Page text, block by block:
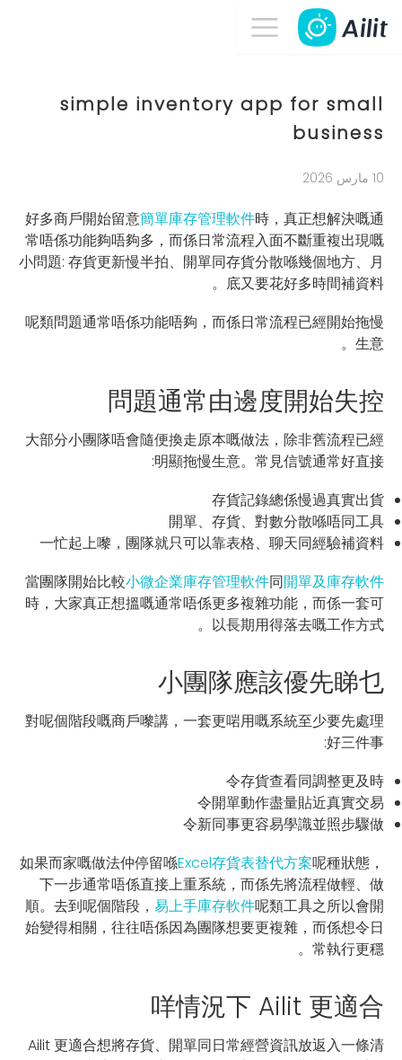
simple inventory app for small
business
10 مارس 2026
好多商戶開始留意簡單庫存管理軟件時，真正想解決嘅通
常唔係功能夠唔夠多，而係日常流程入面不斷重複出現嘅
小問題: 存貨更新慢半拍、開單同存貨分散喺幾個地方、月
底又要花好多時間補資料。
呢類問題通常唔係功能唔夠，而係日常流程已經開始拖慢
生意。
問題通常由邊度開始失控
大部分小團隊唔會隨便換走原本嘅做法，除非舊流程已經
明顯拖慢生意。常見信號通常好直接:
存貨記錄總係慢過真實出貨
開單、存貨、對數分散喺唔同工具
一忙起上嚟，團隊就只可以靠表格、聊天同經驗補資料
當團隊開始比較小微企業庫存管理軟件同開單及庫存軟件
時，大家真正想搵嘅通常唔係更多複雜功能，而係一套可
以長期用得落去嘅工作方式。
小團隊應該優先睇乜
對呢個階段嘅商戶嚟講，一套更啱用嘅系統至少要先處理
好三件事:
令存貨查看同調整更及時
令開單動作盡量貼近真實交易
令新同事更容易學識並照步驟做
如果而家嘅做法仲停留喺Excel存貨表替代方案呢種狀態，
下一步通常唔係直接上重系統，而係先將流程做輕、做
順。去到呢個階段， 易上手庫存軟件呢類工具之所以會開
始變得相關，往往唔係因為團隊想要更複雜，而係想令日
常執行更穩。
咩情況下 Ailit 更適合
Ailit 更適合想將存貨、開單同日常經營資訊放返入一條清